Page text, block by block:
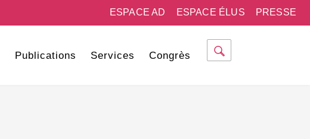
PRESSE
ESPACE ÉLUS
ESPACE AD
Publications Services Congrès